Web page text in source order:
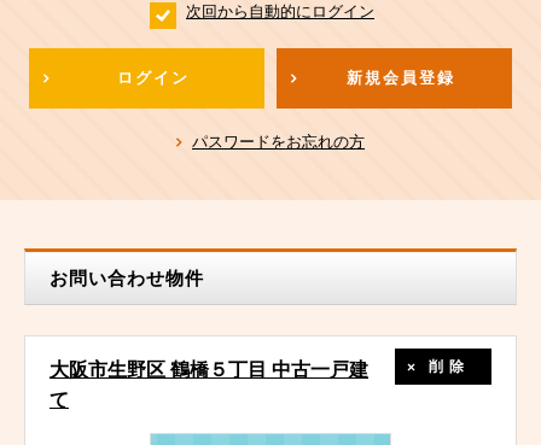
次回から自動的にログイン
ログイン 新規会員登録
パスワードをお忘れの方
お問い合わせ物件
大阪市生野区 鶴橋５丁目 中古一戸建
て
削除